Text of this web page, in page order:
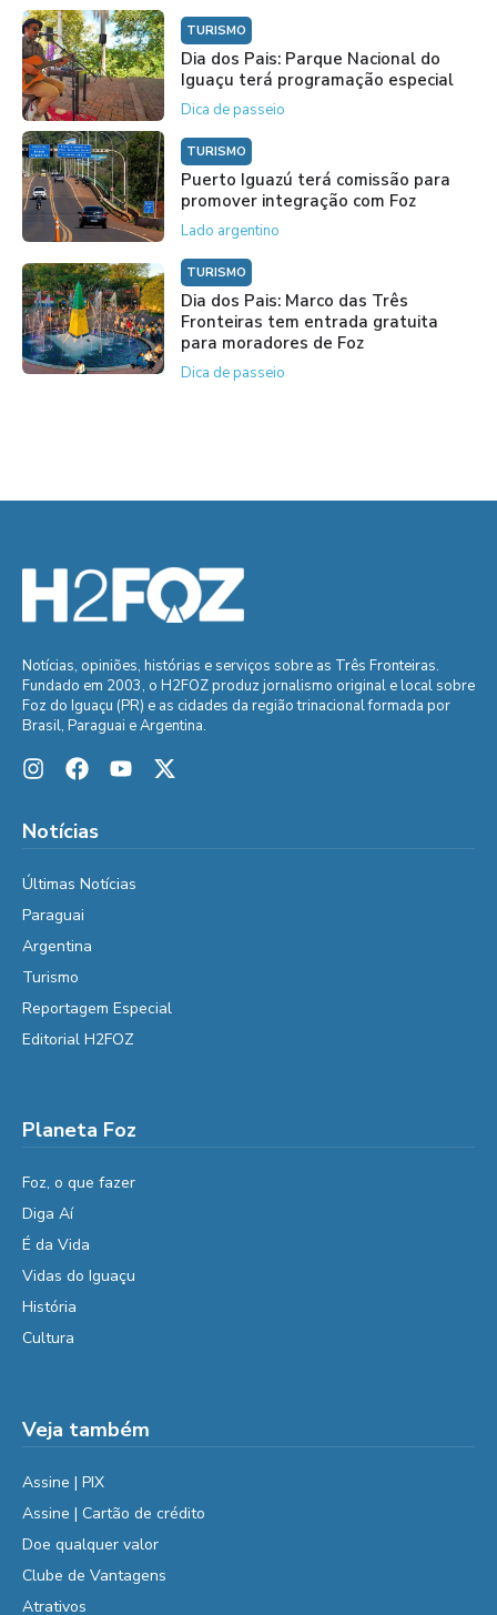
TURISMO
Dia dos Pais: Parque Nacional do
Iguaçu terá programação especial
Dica de passeio
TURISMO
Puerto Iguazú terá comissão para
promover integração com Foz
Lado argentino
TURISMO
Dia dos Pais: Marco das Três
Fronteiras tem entrada gratuita
para moradores de Foz
Dica de passeio
Notícias, opiniões, histórias e serviços sobre as Três Fronteiras.
Fundado em 2003, o H2FOZ produz jornalismo original e local sobre
Foz do Iguaçu (PR) e as cidades da região trinacional formada por
Brasil, Paraguai e Argentina.
Notícias
Últimas Notícias
Paraguai
Argentina
Turismo
Reportagem Especial
Editorial H2FOZ
Planeta Foz
Foz, o que fazer
Diga Aí
É da Vida
Vidas do Iguaçu
História
Cultura
Veja também
Assine | PIX
Assine | Cartão de crédito
Doe qualquer valor
Clube de Vantagens
Atrativos